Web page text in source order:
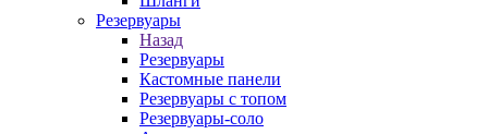
Резервуары
Назад
Резервуары
Кастомные панели
Резервуары с топом
Резервуары-соло